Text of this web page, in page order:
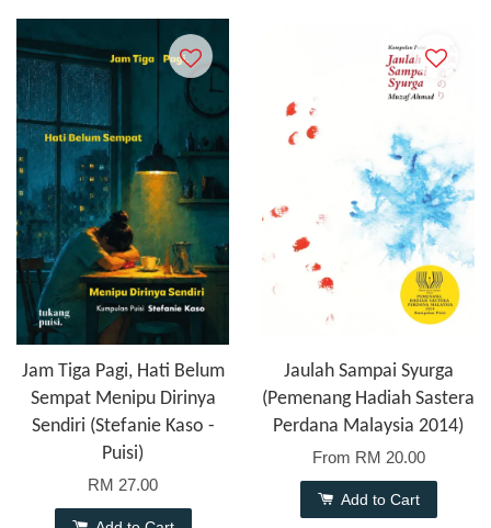
Jam Tiga Pagi, Hati Belum
Sempat Menipu Dirinya
Sendiri (Stefanie Kaso -
Puisi)
RM 27.00
Jaulah Sampai Syurga
(Pemenang Hadiah Sastera
Perdana Malaysia 2014)
From RM 20.00
Add to Cart